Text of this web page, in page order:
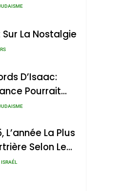
Chanson De
Sur La Nostalgie
D’Isaac:
Pourrait
À 13 Pays
L’année La Plus
Selon Le
D’ADL
ISRAÉL